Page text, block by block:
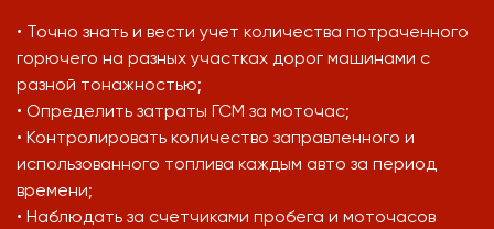
• Точно знать и вести учет количества потраченного
горючего на разных участках дорог машинами с
разной тонажностью;
• Определить затраты ГСМ за моточас;
• Контролировать количество заправленного и
использованного топлива каждым авто за период
времени;
• Наблюдать за счетчиками пробега и моточасов